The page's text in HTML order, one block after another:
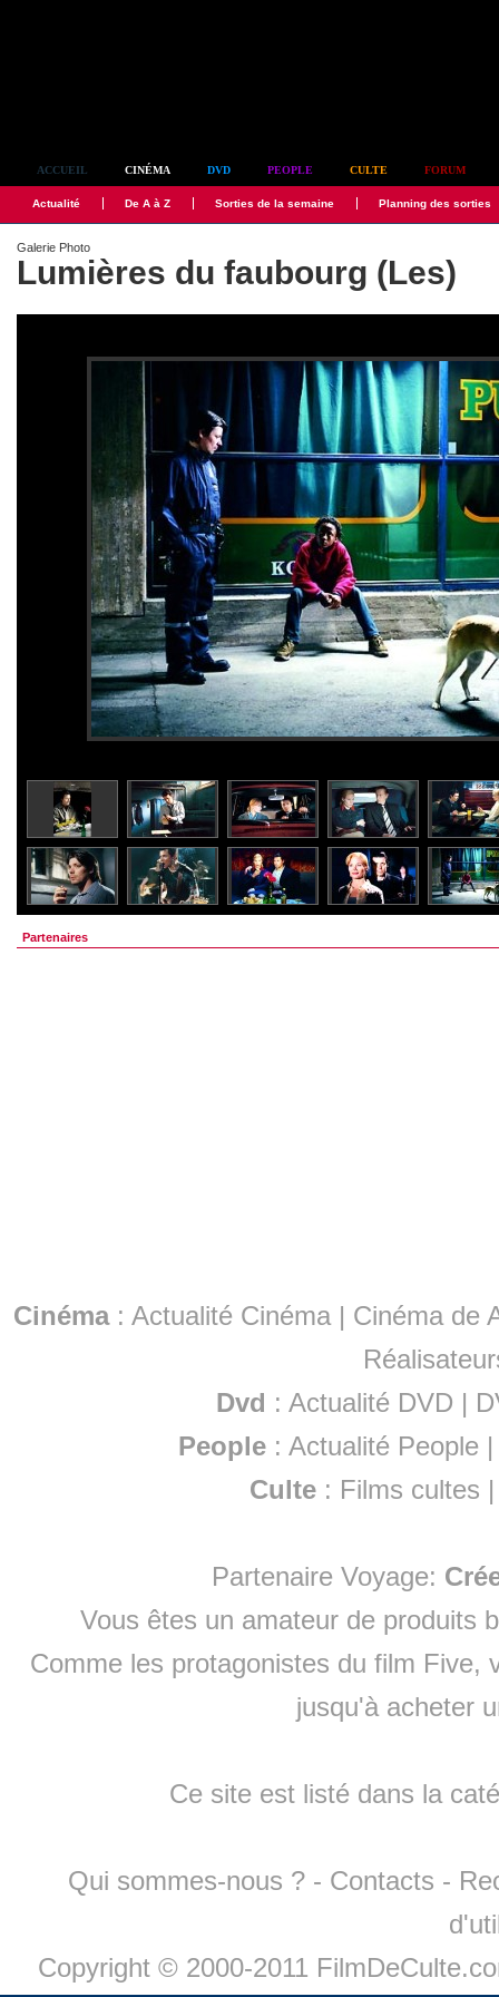
ACCUEIL CINÉMA DVD PEOPLE CULTE FORUM
Actualité De A à Z Sorties de la semaine Planning des sorties
Galerie Photo
Lumières du faubourg (Les)
Partenaires
Cinéma: Actualité Cinéma | Cinéma de
Dvd : Actualité DVD |
People :Actualité People
Culte : Films cultes
Partenaire Voyage:
Vous êtes un amateur de produits
Comme les protagonistes du film Five,
jusqu'à acheter
Ce site est listé dans la
Qui sommes-nous ? - Contacts -
Copyright © 2000-2011